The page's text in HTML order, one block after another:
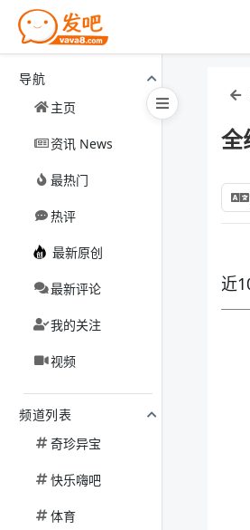
导航
主页
资讯 News
最热门
热评
最新原创
最新评论
我的关注
视频
频道列表
奇珍异宝
快乐嗨吧
体育
全
近